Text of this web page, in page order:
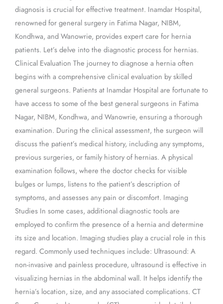
diagnosis is crucial for effective treatment. Inamdar Hospital,
renowned for general surgery in Fatima Nagar, NIBM,
Kondhwa, and Wanowrie, provides expert care for hernia
patients. Let’s delve into the diagnostic process for hernias.
Clinical Evaluation The journey to diagnose a hernia often
begins with a comprehensive clinical evaluation by skilled
general surgeons. Patients at Inamdar Hospital are fortunate to
have access to some of the best general surgeons in Fatima
Nagar, NIBM, Kondhwa, and Wanowrie, ensuring a thorough
examination. During the clinical assessment, the surgeon will
discuss the patient’s medical history, including any symptoms,
previous surgeries, or family history of hernias. A physical
examination follows, where the doctor checks for visible
bulges or lumps, listens to the patient’s description of
symptoms, and assesses any pain or discomfort. Imaging
Studies In some cases, additional diagnostic tools are
employed to confirm the presence of a hernia and determine
its size and location. Imaging studies play a crucial role in this
regard. Commonly used techniques include: Ultrasound: A
non-invasive and painless procedure, ultrasound is effective in
visualizing hernias in the abdominal wall. It helps identify the
hernia’s location, size, and any associated complications. CT